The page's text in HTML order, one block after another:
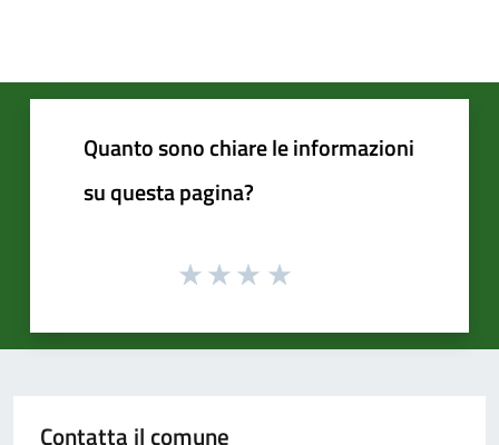
Quanto sono chiare le informazioni
su questa pagina?
Contatta il comune